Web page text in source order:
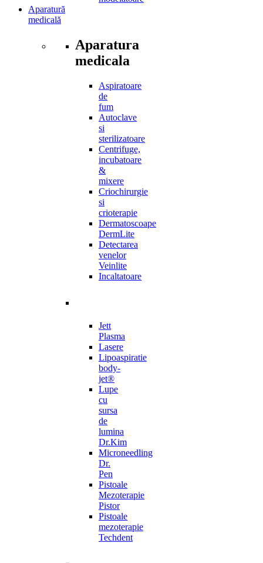
Aparatură
medicală
Aparatura
medicala
Aspiratoare
de
fum
Autoclave
si
sterilizatoare
Centrifuge,
incubatoare
&
mixere
Criochirurgie
si
crioterapie
Dermatoscoape
DermLite
Detectarea
venelor
Veinlite
Incaltatoare
Jett
Plasma
Lasere
Lipoaspiratie
body-
jet®
Lupe
cu
sursa
de
lumina
Dr.Kim
Microneedling
Dr.
Pen
Pistoale
Mezoterapie
Pistor
Pistoale
mezoterapie
Techdent